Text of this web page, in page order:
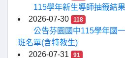
115學年新生導師抽籤結
2026-07-30
118
公告芬園國中115學年國
班名單(含特教生)
2026-07-31
91